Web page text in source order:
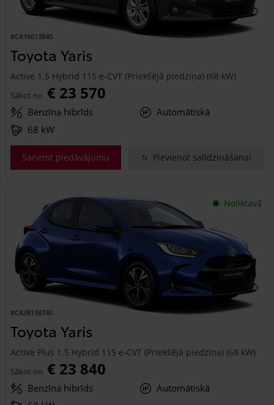
#CA16613840
Toyota Yaris
Active 1.5 Hybrid 115 e-CVT (Priekšējā piedziņa) (68 kW)
Sākot no € 23 570
Benzīna hibrīds
Automātiskā
68 kW
Saņemt piedāvājumu Pievienot salīdzināšanai
Noliktavā
#CA38138740
Toyota Yaris
Active Plus 1.5 Hybrid 115 e-CVT (Priekšējā piedziņa) (68 kW)
Sākot no € 23 840
Benzīna hibrīds
Automātiskā